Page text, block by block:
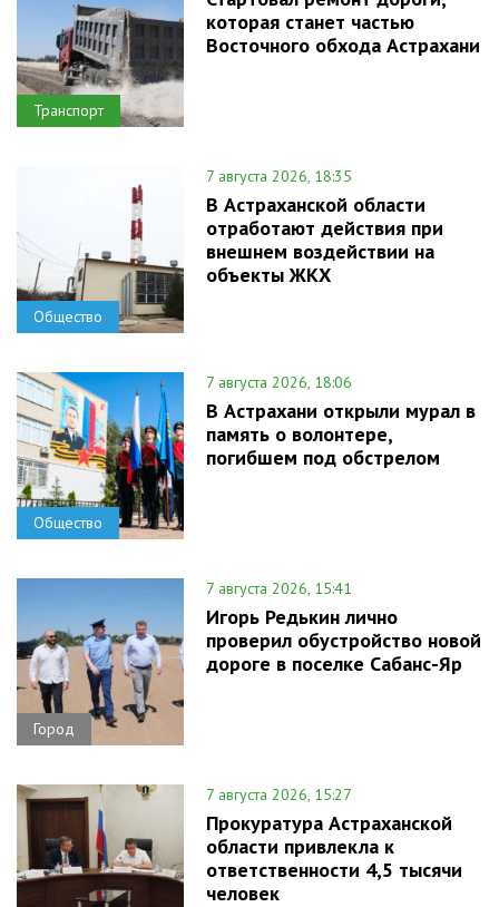
Транспорт
которая станет частью
Восточного обхода Астрахани
Общество
7 августа 2026, 18:35
В Астраханской области
отработают действия при
внешнем воздействии на
объекты ЖКХ
Общество
7 августа 2026, 18:06
В Астрахани открыли мурал в
память о волонтере,
погибшем под обстрелом
Город
7 августа 2026, 15:41
Игорь Редькин лично
проверил обустройство новой
дороге в поселке Сабанс-Яр
7 августа 2026, 15:27
Прокуратура Астраханской
области привлекла к
ответственности 4,5 тысячи
человек